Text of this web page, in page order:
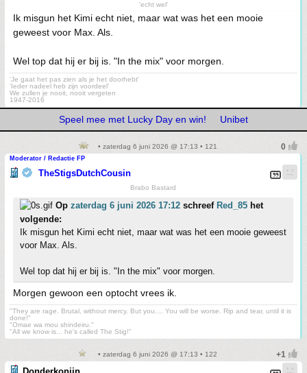
'echt wel'
Ik misgun het Kimi echt niet, maar wat was het een mooie
geweest voor Max. Als.
Wel top dat hij er bij is. "In the mix" voor morgen.
'Je gaat het pas zien als je het doorhebt'
'Ieder nadeel heb zijn voordeel'
We zullen je nooit, nooit vergeten
1947-2016
Speel mee met Lucky Day en win! Unibet
• zaterdag 6 juni 2026 @ 17:13 • 121
Moderator / Redactie FP
TheStigsDutchCousin
Brabo Bastard
Op zaterdag 6 juni 2026 17:12 schreef Red_85 het
volgende:
Ik misgun het Kimi echt niet, maar wat was het een mooie geweest
voor Max. Als.
Wel top dat hij er bij is. "In the mix" voor morgen.
Morgen gewoon een optocht vrees ik.
"They are rage. Brutal, without mercy. But you.... You will be worse. Rip and tear, until it is
done!"
"Omae wa mou shindeiru."
"All we know is... he's called The Stig!"
• zaterdag 6 juni 2026 @ 17:13 • 122